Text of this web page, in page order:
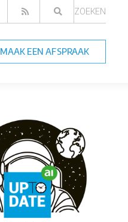
ZOEKEN
MAAK EEN AFSPRAAK